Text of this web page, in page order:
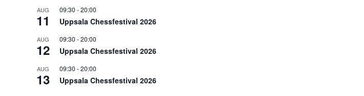
AUG
11
09:30 -20:00
Uppsala Chessfestival 2026
AUG
12
09:30 -20:00
Uppsala Chessfestival 2026
AUG
13
09:30 -20:00
Uppsala Chessfestival 2026